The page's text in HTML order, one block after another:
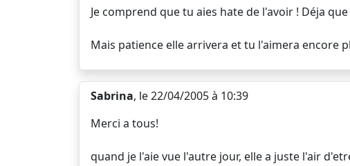
Je comprend que tu aies hate de l'avoir ! Déja
Mais patience elle arrivera et tu l'aimera encore
Sabrina, le 22/04/2005 à 10:39
Merci a tous!
quand je l'aie vue l'autre jour, elle a juste l'air